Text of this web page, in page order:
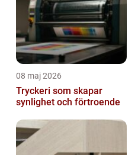
08 maj 2026
Tryckeri som skapar
synlighet och förtroende